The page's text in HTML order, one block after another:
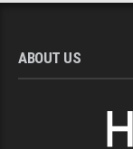
ABOUT US